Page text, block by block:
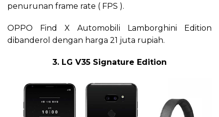
penurunan frame rate ( FPS ).
OPPO Find X Automobili Lamborghini Edition
dibanderol dengan harga 21 juta rupiah.
3. LG V35 Signature Edition